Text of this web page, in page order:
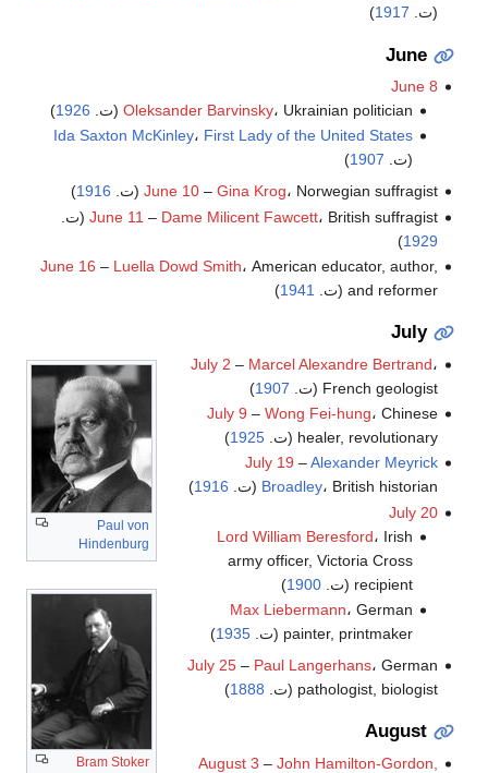
(ت. 1917
)
June
June 8
Oleksander Barvinsky، Ukrainian politician (ت. 1926
)
Ida Saxton McKinley، First Lady of the United States
(ت. 1907
)
June 10– Gina Krog، Norwegian suffragist (ت. 1916
)
June 11 – Dame Milicent Fawcett، British suffragist (ت.
1929
)
June 16 – Luella Dowd Smith، American educator, author,
and reformer (ت.
1941
)
July
Paul von
Hindenburg
Bram Stoker
July 2 – Marcel Alexandre Bertrand،
French geologist (ت.
1907
)
July 9 – Wong Fei-hung، Chinese
healer, revolutionary (ت.
1925
)
July 19 –Alexander Meyrick
Broadley، British historian (ت. 1916
)
July 20
Lord William Beresford، Irish
army officer, Victoria Cross
recipient (ت.
1900
)
Max Liebermann، German
painter, printmaker (ت.
1935
)
July 25– Paul Langerhans، German
pathologist, biologist (ت.
1888
)
August
August 3 – John Hamilton-Gordon,